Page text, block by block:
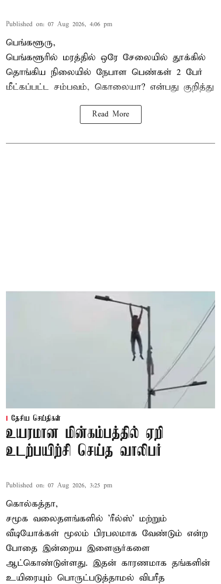
Published on: 07 Aug 2026, 4:06 pm
பெங்களூரு,
பெங்களூரில் மரத்தில் ஒரே சேலையில் தூக்கில்
தொங்கிய நிலையில் நேபாள பெண்கள் 2 பேர்
மீட்கப்பட்ட சம்பவம், கொலையா? என்பது குறித்து
Read More
தேசிய செய்திகள்
உயரமான மின்கம்பத்தில் ஏறி
உடற்பயிற்சி செய்த வாலிபர்
Published on: 07 Aug 2026, 3:25 pm
கொல்கத்தா,
சமூக வலைதளங்களில் 'ரீல்ஸ்' மற்றும்
வீடியோக்கள் மூலம் பிரபலமாக வேண்டும் என்ற
போதை இன்றைய இளைஞர்களை
ஆட்கொண்டுள்ளது. இதன் காரணமாக தங்களின்
உயிரையும் பொருட்படுத்தாமல் விபரீத